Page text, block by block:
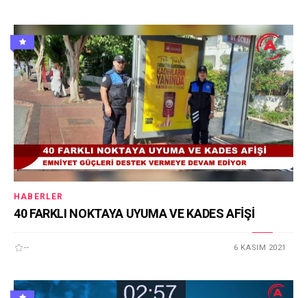
HABERLER
40 FARKLI NOKTAYA UYUMA VE KADES AFİŞİ
-- 6 KASIM 2021